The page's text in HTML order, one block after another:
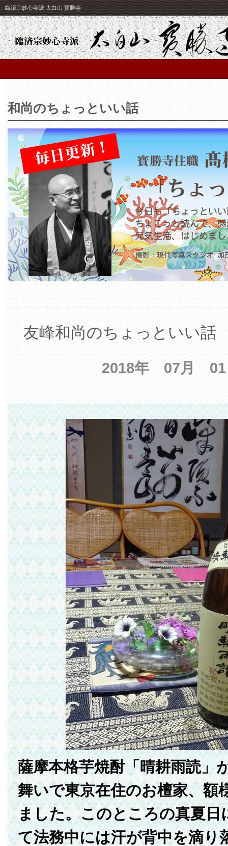
臨済宗妙心寺派 太白山 寳勝寺
和尚のちょっといい話
友峰和尚のちょっといい話
2018年 07月
薩摩本格芋焼酎「晴耕雨読」
舞いで東京在住のお檀家、額
ました。このところの真夏
て法務中には汗が背中を滴り